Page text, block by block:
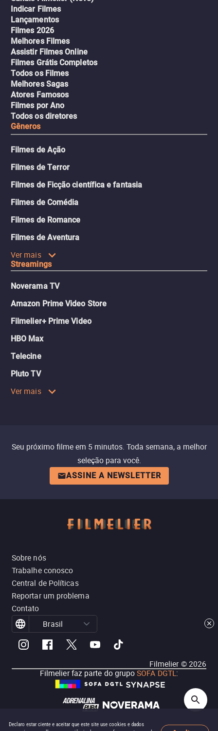
Declaro estar ciente e aceitar que este site use cookies e dados
Indicar Filmes
Lançamentos
Filmes 2026
Melhores Filmes
Assistir Filmes Online
Filmes Grátis Completos
Todos os Filmes
Melhores Sagas
Atores Famosos
Filmes por Ano
Todos os diretores
Gêneros
Filmes de Ação
Filmes de Terror
Filmes de Ficção científica e fantasia
Filmes de Comédia
Filmes de Romance
Filmes de Aventura
Ver mais
Streamings
Noverama TV
Amazon Prime Video Store
Filmelier+ Prime Video
HBO Max
Telecine
Pluto TV
Ver mais
Seu próximo filme em 5 minutos. Toda semana, a melhor
seleção para você.
ASSINE A NEWSLETTER
Sobre nós
Trabalhe conosco
Central de Políticas
Reportar um problema
Contato
Brasil
Filmelier ©2026
Filmelier faz parte do grupoSOFA DGTL: